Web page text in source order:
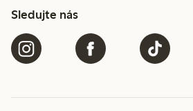
Sledujte nás